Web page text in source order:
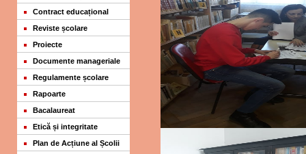
Contract educațional
Reviste școlare
Proiecte
Documente manageriale
Regulamente școlare
Rapoarte
Bacalaureat
Etică și integritate
Plan de Acțiune al Școlii